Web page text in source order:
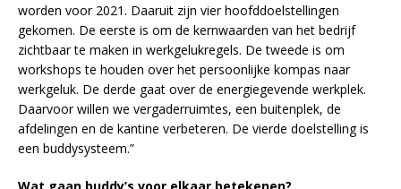
worden voor 2021. Daaruit zijn vier hoofddoelstellingen
gekomen. De eerste is om de kernwaarden van het bedrijf
zichtbaar te maken in werkgelukregels. De tweede is om
workshops te houden over het persoonlijke kompas naar
werkgeluk. De derde gaat over de energiegevende werkplek.
Daarvoor willen we vergaderruimtes, een buitenplek, de
afdelingen en de kantine verbeteren. De vierde doelstelling is
een buddysysteem.”